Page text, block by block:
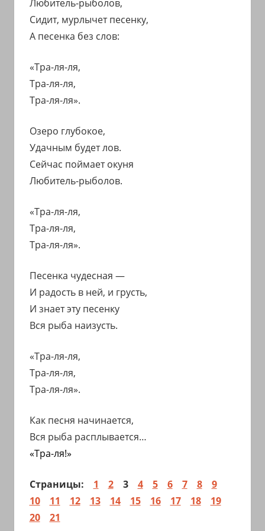
Любитель-рыболов,
Сидит, мурлычет песенку,
А песенка без слов:
«Тра-ля-ля,
Тра-ля-ля,
Тра-ля-ля».
Озеро глубокое,
Удачным будет лов.
Сейчас поймает окуня
Любитель-рыболов.
«Тра-ля-ля,
Тра-ля-ля,
Тра-ля-ля».
Песенка чудесная —
И радость в ней, и грусть,
И знает эту песенку
Вся рыба наизусть.
«Тра-ля-ля,
Тра-ля-ля,
Тра-ля-ля».
Как песня начинается,
Вся рыба расплывается…
«Тра-ля!»
Страницы: 1 2 3 4 5 6 7 8
9
10
11 12 13 14 15 16 17 18
19
20
21